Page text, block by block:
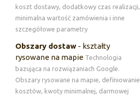
koszt dostawy, dodatkowy czas realizacji,
minimalna wartość zamówienia i inne
szczegółowe parametry
Obszary dostaw - kształty
rysowane na mapie Technologia
bazująca na rozwiązaniach Google.
Obszary rysowane na mapie, definiowanie
kosztów, kwoty minimalnej, darmowej